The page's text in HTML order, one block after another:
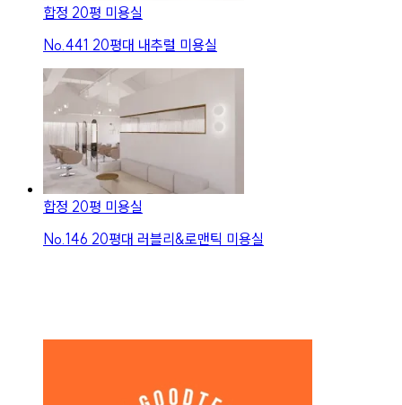
합정 20평 미용실
No. 441 20평대 내추럴 미용실
합정 20평 미용실
No. 146 20평대 러블리&로맨틱 미용실